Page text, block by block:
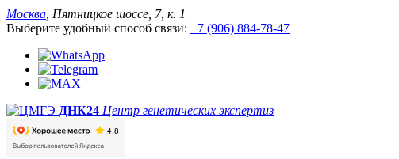
Москва , Пятницкое шоссе, 7, к. 1
Выберите удобный способ связи: +7 (906) 884-78-47
ДНК24 Центр генетических экспертиз